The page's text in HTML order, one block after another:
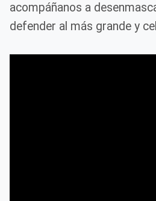
acompáñanos a
defender al más grande y